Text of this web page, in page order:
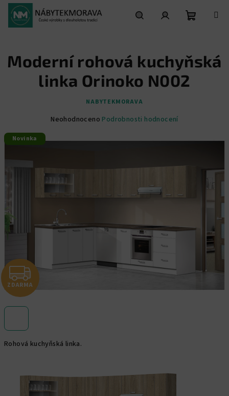
Přejít
obsah
košík
Rohová kuchyňská linka.
Moderní rohová kuchyňská
linka Orinoko N002
NABYTEKMORAVA
Průměrné
produktu
5
Neohodnoceno Podrobnosti hodnocení
Novinka
Z
D
R
A
ZDARMA